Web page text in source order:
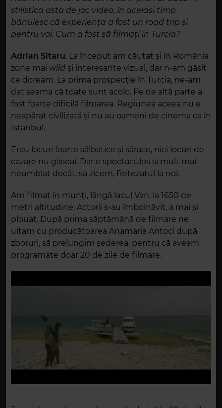
stilistica asta de joc video, în același timp
bănuiesc că experiența a fost un road trip și
pentru voi. Cum a fost să filmați în Turcia?
Adrian Sitaru: La început am căutat și în România
zone mai wild și interesante vizual, dar n-am găsit
ce doream. La prima prospecție în Turcia, ne-am
dat seama că toate sunt acolo. Pe de altă parte a
fost foarte dificilă filmarea. Regiunea aceea nu e
neapărat civilizată și nu au oameni de cinema ca în
Istanbul.
Erau locuri foarte sălbatice și sărace, nici locuri de
cazare nu găseai. Dar e spectaculos și mult mai
neumblat decât, să zicem, Retezatul la noi.
Am filmat în munți, lângă lacul Van, la 1650 de
metri altitudine. Actorii s-au îmbolnăvit, a mai și
plouat. După prima săptămână de filmare ne
uitam cu producătoarea Anamaria Antoci după
zboruri, să prelungim șederea, pentru că aveam
programate doar 20 de zile de filmare.